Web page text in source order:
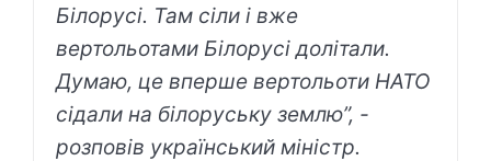
Білорусі. Там сіли і вже
вертольотами Білорусі долітали.
Думаю, це вперше вертольоти НАТО
сідали на білоруську землю”, -
розповів український міністр.